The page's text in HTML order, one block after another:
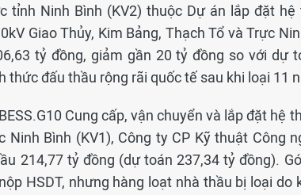
tỉnh Ninh Bình (KV2) thuộc Dự án lắp đặt
Giao Thủy, Kim Bảng, Thạch Tổ và Trực
tỷ đồng, giảm gần 20 tỷ đồng so với dự
thức đấu thầu rộng rãi quốc tế sau khi loại 11
Cung cấp, vận chuyển và lắp đặt hệ
Ninh Bình (KV1), Công ty CP Kỹ thuật Công
214,77 tỷ đồng (dự toán 237,34 tỷ đồng).
HSDT, nhưng hàng loạt nhà thầu bị loại do